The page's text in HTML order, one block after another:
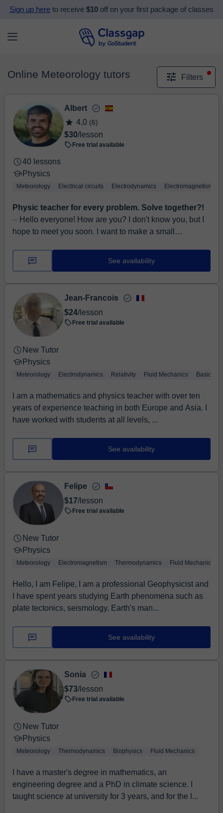
Sign up here to receive $10 off on your first package of classes
Online Meteorology tutors Filters
Albert
4,0 (6)
$30/lesson
Free trial available
40 lessons
Physics
Meteorology Electrical circuits Electrodynamics Electromagnetism
Physic teacher for every problem. Solve together?!
⏤ Hello everyone! How are you? I don't know you, but I
hope to meet you soon. I want to make a small
See availability
Jean-Francois
$24/lesson
Free trial available
New Tutor
Physics
Meteorology Electrodynamics Relativity Fluid Mechanics Basic
I am a mathematics and physics teacher with over ten
years of experience teaching in both Europe and Asia. I
have worked with students at all levels, ...
See availability
Felipe
$17/lesson
Free trial available
New Tutor
Physics
Meteorology Electromagnetism Thermodynamics Fluid Mechanics
Hello, I am Felipe, I am a professional Geophysicist and
I have spent years studying Earth phenomena such as
plate tectonics, seismology, Earth's man...
See availability
Sonia
$73/lesson
Free trial available
New Tutor
Physics
Meteorology Thermodynamics Biophysics Fluid Mechanics
I have a master's degree in mathematics, an
engineering degree and a PhD in climate science. I
taught science at university for 3 years, and for the l...